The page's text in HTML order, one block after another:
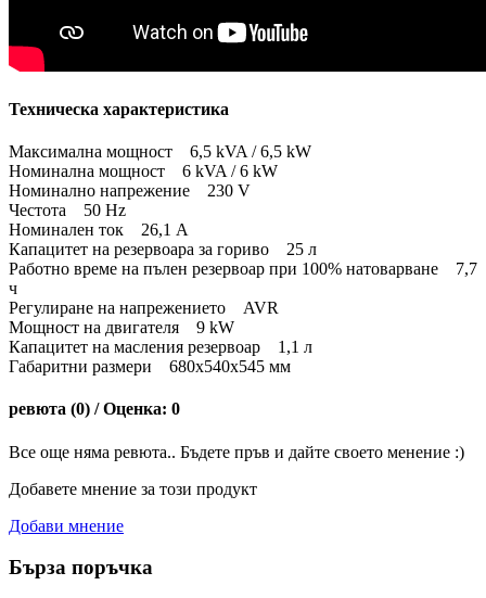
Техническа характеристика
Максимална мощност 6,5 kVA / 6,5 kW
Номинална мощност 6 kVA / 6 kW
Номинално напрежение 230 V
Честота 50 Hz
Номинален ток 26,1 А
Капацитет на резервоара за гориво 25 л
Работно време на пълен резервоар при 100% натоварване 7,7
ч
Регулиране на напрежението AVR
Мощност на двигателя 9 kW
Капацитет на масления резервоар 1,1 л
Габаритни размери 680x540x545 мм
ревюта (0) / Оценка: 0
Все още няма ревюта.. Бъдете пръв и дайте своето менение :)
Добавете мнение за този продукт
Добави мнение
Бърза поръчка